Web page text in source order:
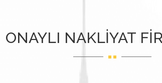
ONAYLI NAKLİYAT